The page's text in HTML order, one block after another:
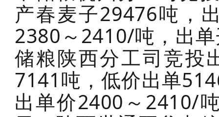
产春麦子29476吨，
2380～2410/吨，出
储粮陕西分工司竞投
7141吨，低价出单
出单价2400～2410/